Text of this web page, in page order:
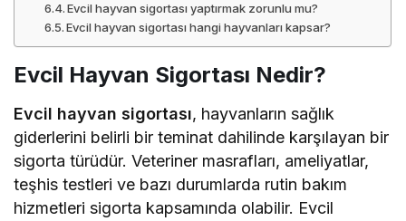
Evcil hayvan sigortası yaptırmak zorunlu mu?
Evcil hayvan sigortası hangi hayvanları kapsar?
Evcil Hayvan Sigortası Nedir?
Evcil hayvan sigortası, hayvanların sağlık
giderlerini belirli bir teminat dahilinde karşılayan bir
sigorta türüdür. Veteriner masrafları, ameliyatlar,
teşhis testleri ve bazı durumlarda rutin bakım
hizmetleri sigorta kapsamında olabilir. Evcil